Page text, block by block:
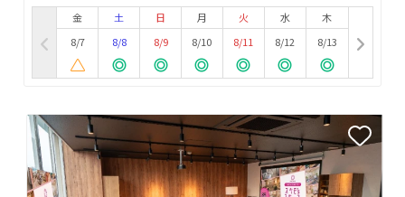
金
8/7
土
8/8
日
8/9
月
8/10
火
8/11
水
8/12
木
8/13